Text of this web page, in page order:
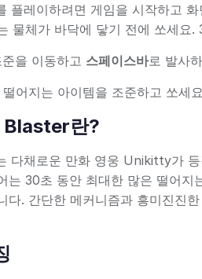
레이하려면 게임을 시작하고 화
물체가 바닥에 닿기 전에 쏘세
을 이동하고 스페이스바로 발사
어지는 아이템을 조준하고 쏘세
란?
채로운 만화 영웅 Unikitty가 등
는 30초 동안 최대한 많은 떨어
다. 간단한 메커니즘과 흥미진진